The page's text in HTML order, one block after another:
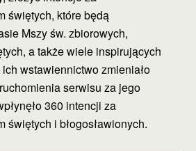
świętych, które będą
Mszy św. zbiorowych,
a także wiele inspirujących
wstawiennictwo zmieniało
serwisu za jego
360 intencji za
świętych i błogosławionych.